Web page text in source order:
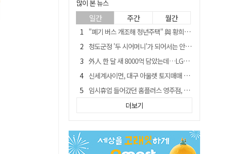
많이 본 뉴스
일간 주간 월간
"폐기 버스 개조해 청년주택" 與 황희…'딸 학비는 年 4200만원'
청도군정 '두 시어머니'가 되어서는 안된다
外人 한 달 새 8000억 담았는데…LG이노텍 목표주가는 왜 엇갈릴까
신세계사이먼, 대구 아울렛 토지매매 계약 체결… 사업 본궤도
임시휴업 들어갔던 홈플러스 영주점, 7일 영업 재개…지하 1층만 운영
전북 경찰 간부 '女교사 몰카' 아들 폰 부수고…"처벌 못하는 사안" 내부망에 글
SK하이닉스, 주당 375원 분기 배당 공시…"3분기 중 주주환원 방안 확정"
"상법개정해도 주주가 '봉'"…하이닉스 솔리다임 상장설에 술렁[개미와글와글]
더보기